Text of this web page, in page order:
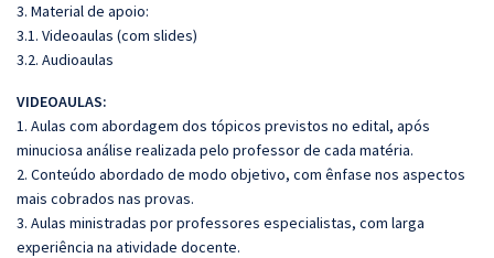
3. Material de apoio:
3.1. Videoaulas (com slides)
3.2. Audioaulas
VIDEOAULAS:
1. Aulas com abordagem dos tópicos previstos no edital, após
minuciosa análise realizada pelo professor de cada matéria.
2. Conteúdo abordado de modo objetivo, com ênfase nos aspectos
mais cobrados nas provas.
3. Aulas ministradas por professores especialistas, com larga
experiência na atividade docente.